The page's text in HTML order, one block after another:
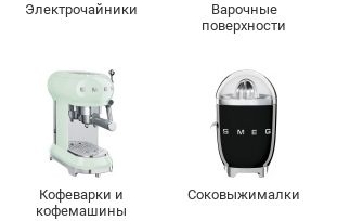
Электрочайники
Варочные
поверхности
Кофеварки и
кофемашины
Соковыжималки